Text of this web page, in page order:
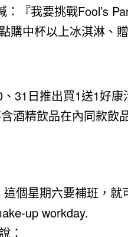
『我要挑戰Fool’s
購中杯以上冰淇淋、
31日推出買1送1好康
酒精飲品在內同款飲
個星期六要補班，就
up workday.
：